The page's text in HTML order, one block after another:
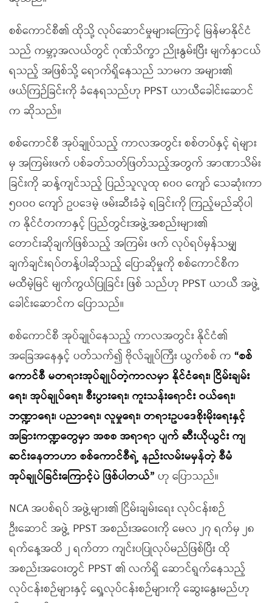
စစ်ကောင်စီ၏ ထိုသို့ လုပ်ဆောင်မှုများကြောင့် မြန်မာနိုင်ငံ
သည် ကမ္ဘာ့အလယ်တွင် ဂုဏ်သိက္ခာ ညိုးနွမ်းပြီး မျက်နှာငယ်
ရသည့် အဖြစ်သို့ ရောက်ရှိနေသည် သာမက အများ၏
ဖယ်ကြဉ်ခြင်းကို ခံနေရသည်ဟု PPST ယာယီခေါင်းဆောင်
က ဆိုသည်။
စစ်ကောင်စီ အုပ်ချုပ်သည့် ကာလအတွင်း စစ်တပ်နှင့် ရဲများ
မှ အကြမ်းဖက် ပစ်ခတ်သတ်ဖြတ်သည့်အတွက် အာဏာသိမ်း
ခြင်းကို ဆန့်ကျင်သည့် ပြည်သူလူထု ၈၀၀ ကျော် သေဆုံးကာ
၅၀၀၀ ကျော် ဥပဒေမဲ့ ဖမ်းဆီးခံခဲ့ ရခြင်းကို ကြည့်မည်ဆိုပါ
က နိုင်ငံတကာနှင့် ပြည်တွင်းအဖွဲ့အစည်းများ၏
တောင်းဆိုချက်ဖြစ်သည့် အကြမ်း ဖက် လုပ်ရပ်မှန်သမျှ
ချက်ချင်းရပ်တန့်ပါဆိုသည့် ပြောဆိုမှုကို စစ်ကောင်စီက
မထီမဲ့မြင် မျက်ကွယ်ပြုခြင်း ဖြစ် သည်ဟု PPST ယာယီ အဖွဲ့
ခေါင်းဆောင်က ပြောသည်။
စစ်ကောင်စီ အုပ်ချုပ်နေသည့် ကာလအတွင်း နိုင်ငံ၏
အခြေအနေနှင့် ပတ်သက်၍ ဗိုလ်ချုပ်ကြီး ယွက်စစ် က “စစ်
ကောင်စီ မတရားအုပ်ချုပ်တဲ့ကာလမှာ နိုင်ငံရေး၊ ငြိမ်းချမ်း
ရေး၊ အုပ်ချုပ်ရေး၊ စီးပွားရေး၊ ကူးသန်းရောင်း ဝယ်ရေး၊
ဘဏ္ဍာရေး၊ ပညာရေး၊ လူမှုရေး၊ တရားဥပဒေစိုးမိုးရေးနှင့်
အခြားကဏ္ဍတွေမှာ အစစ အရာရာ ပျက် ဆီးယိုယွင်း ကျ
ဆင်းနေတာဟာ စစ်ကောင်စီရဲ့ နည်းလမ်းမမှန်တဲ့ စီမံ
အုပ်ချုပ်ခြင်းကြောင့်ပဲ ဖြစ်ပါတယ်” ဟု ပြောသည်။
NCA အပစ်ရပ် အဖွဲ့များ၏ ငြိမ်းချမ်းရေး လုပ်ငန်းစဉ်
ဦးဆောင် အဖွဲ့ PPST အစည်းအဝေးကို မေလ ၂၇ ရက်မှ ၂၈
ရက်နေ့အထိ ၂ ရက်တာ ကျင်းပပြုလုပ်မည်ဖြစ်ပြီး ထို
အစည်းအဝေးတွင် PPST ၏ လက်ရှိ ဆောင်ရွက်နေသည့်
လုပ်ငန်းစဉ်များနှင့် ရှေ့လုပ်ငန်းစဉ်များကို ဆွေးနွေးမည်ဟု